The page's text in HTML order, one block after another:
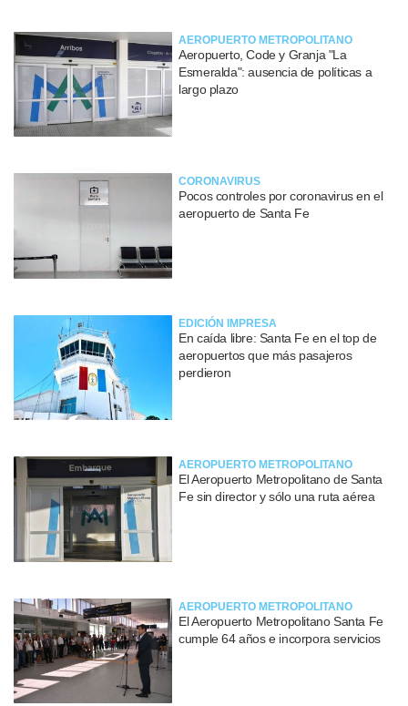
AEROPUERTO METROPOLITANO
Aeropuerto, Code y Granja "La
Esmeralda": ausencia de políticas a
largo plazo
CORONAVIRUS
Pocos controles por coronavirus en el
aeropuerto de Santa Fe
EDICIÓN IMPRESA
En caída libre: Santa Fe en el top de
aeropuertos que más pasajeros
perdieron
AEROPUERTO METROPOLITANO
El Aeropuerto Metropolitano de Santa
Fe sin director y sólo una ruta aérea
AEROPUERTO METROPOLITANO
El Aeropuerto Metropolitano Santa Fe
cumple 64 años e incorpora servicios